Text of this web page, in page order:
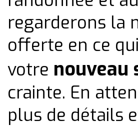
regarderons la
offerte en ce
votre
crainte. En
plus de détails